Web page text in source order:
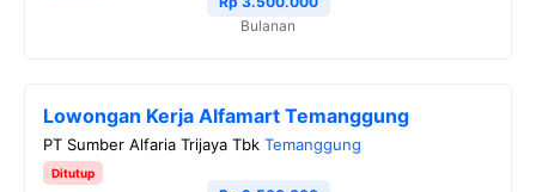
Bulanan
Lowongan Kerja Alfamart Temanggung
PT Sumber Alfaria Trijaya Tbk Temanggung
Ditutup